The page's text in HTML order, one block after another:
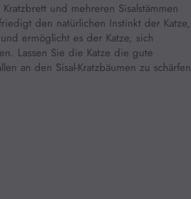
und mehreren Sisalstämmen
den natürlichen Instinkt der Katze,
ermöglicht es der Katze, sich
Lassen Sie die Katze die gute
an den Sisal-Kratzbäumen zu schärfen